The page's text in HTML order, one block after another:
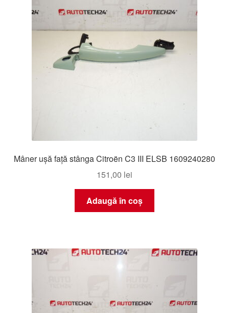
Mâner ușă față stânga Citroën C3 III ELSB 1609240280
151,00 lei
Adaugă în coș